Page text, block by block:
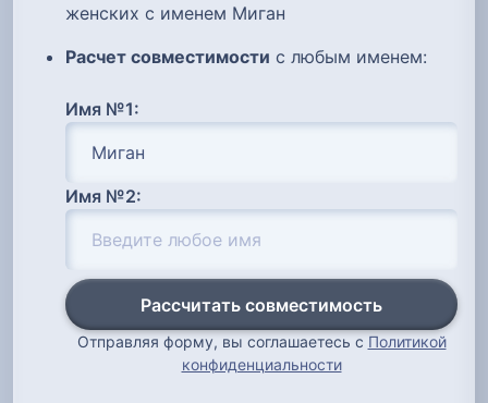
женских с именем Миган
Расчет совместимости с любым именем:
Имя №1:
Имя №2:
Рассчитать совместимость
Отправляя форму, вы соглашаетесь с Политикой
конфиденциальности